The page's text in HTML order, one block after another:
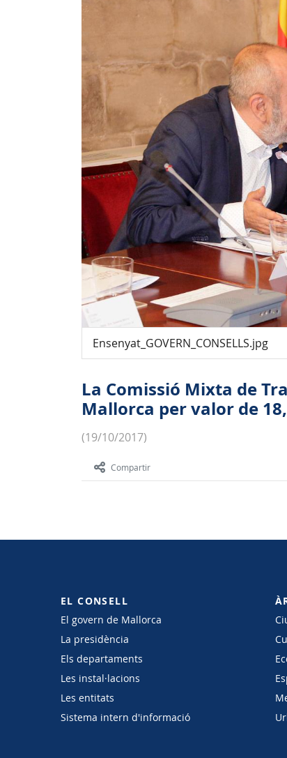
Ensenyat_GOVERN_CONSELLS.jpg
La Comissió Mixta de
Mallorca per valor de
(19/10/2017)
Compartir
EL CONSELL
El govern de Mallorca
La presidència
Els departaments
Les instal·lacions
Les entitats
Sistema intern d'informació